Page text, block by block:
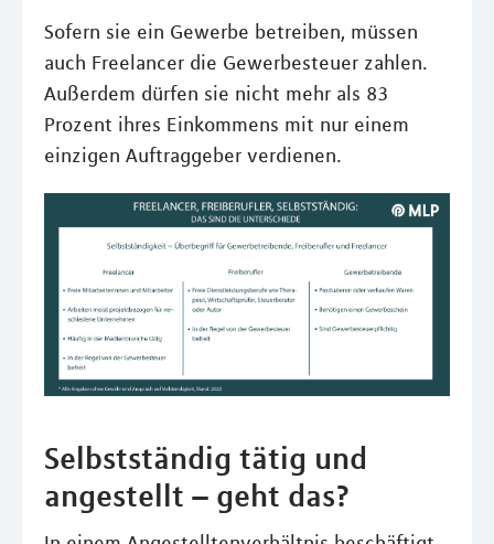
Sofern sie ein Gewerbe betreiben, müssen
auch Freelancer die Gewerbesteuer zahlen.
Außerdem dürfen sie nicht mehr als 83
Prozent ihres Einkommens mit nur einem
einzigen Auftraggeber verdienen.
Selbstständig tätig und
angestellt – geht das?